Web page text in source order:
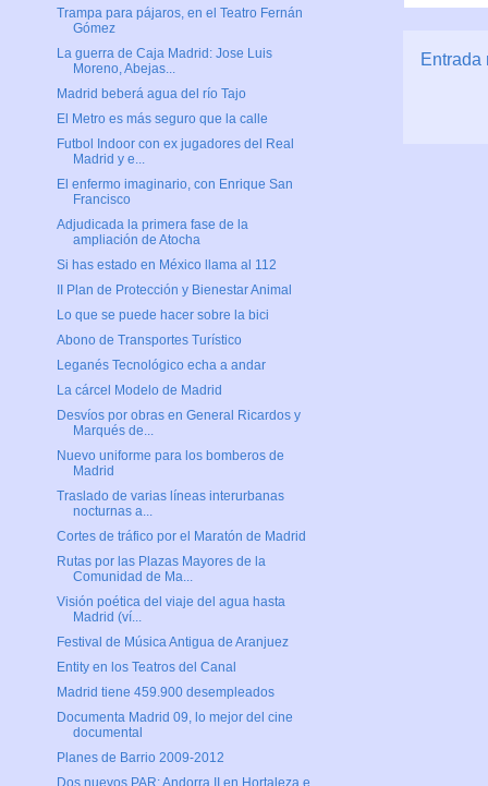
Entrada
Trampa para pájaros, en el Teatro Fernán
Gómez
La guerra de Caja Madrid: Jose Luis
Moreno, Abejas...
Madrid beberá agua del río Tajo
El Metro es más seguro que la calle
Futbol Indoor con ex jugadores del Real
Madrid y e...
El enfermo imaginario, con Enrique San
Francisco
Adjudicada la primera fase de la
ampliación de Atocha
Si has estado en México llama al 112
II Plan de Protección y Bienestar Animal
Lo que se puede hacer sobre la bici
Abono de Transportes Turístico
Leganés Tecnológico echa a andar
La cárcel Modelo de Madrid
Desvíos por obras en General Ricardos y
Marqués de...
Nuevo uniforme para los bomberos de
Madrid
Traslado de varias líneas interurbanas
nocturnas a...
Cortes de tráfico por el Maratón de Madrid
Rutas por las Plazas Mayores de la
Comunidad de Ma...
Visión poética del viaje del agua hasta
Madrid (ví...
Festival de Música Antigua de Aranjuez
Entity en los Teatros del Canal
Madrid tiene 459.900 desempleados
Documenta Madrid 09, lo mejor del cine
documental
Planes de Barrio 2009-2012